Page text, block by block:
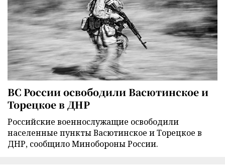
ВС России освободили Васютинское и
Торецкое в ДНР
Российские военнослужащие освободили
населенные пункты Васютинское и Торецкое в
ДНР, сообщило Минобороны России.